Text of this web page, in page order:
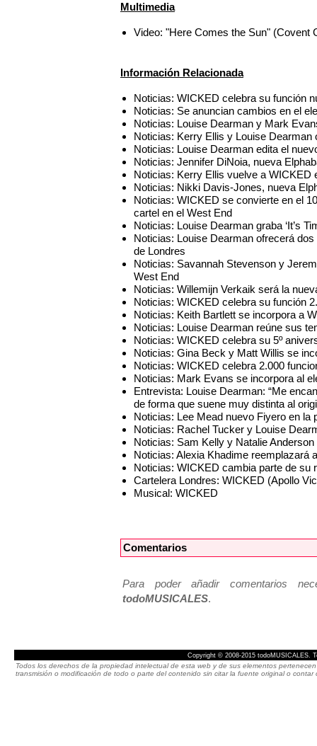
Multimedia
Video: "Here Comes the Sun" (Covent
Información Relacionada
Noticias: WICKED celebra su función
Noticias: Se anuncian cambios en el
Noticias: Louise Dearman y Mark
Noticias: Kerry Ellis y Louise
Noticias: Louise Dearman edita el
Noticias: Jennifer DiNoia, nueva
Noticias: Kerry Ellis vuelve a WICKED
Noticias: Nikki Davis-Jones, nueva
Noticias: WICKED se convierte en el
cartel en el West End
Noticias: Louise Dearman graba ‘It’s
Noticias: Louise Dearman ofrecerá
de Londres
Noticias: Savannah Stevenson y
West End
Noticias: Willemijn Verkaik será la
Noticias: WICKED celebra su función
Noticias: Keith Bartlett se incorpora a
Noticias: Louise Dearman reúne sus
Noticias: WICKED celebra su 5º
Noticias: Gina Beck y Matt Willis se
Noticias: WICKED celebra 2.000
Noticias: Mark Evans se incorpora al
Entrevista: Louise Dearman: “Me
de forma que suene muy distinta al
Noticias: Lee Mead nuevo Fiyero en
Noticias: Rachel Tucker y Louise
Noticias: Sam Kelly y Natalie
Noticias: Alexia Khadime reemplazará
Noticias: WICKED cambia parte de su
Cartelera Londres: WICKED (Apollo
Musical: WICKED
Comentarios
Para poder añadir comentarios
todoMUSICALES.
Copyright © 2008-2015 todoMUSICALES.
Todos los derechos de la propiedad intelectual de esta web y de sus elementos
transmisión o modificación de todo o parte del contenido sin citar la fuente original o